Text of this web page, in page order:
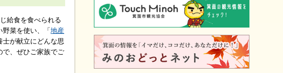
給食を食べられる
野菜を使い、「地産
士が献立にどんな思
で、ぜひご家族でご